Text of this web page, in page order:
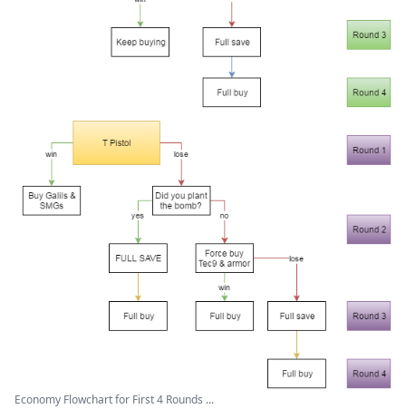
Economy Flowchart for First 4 Rounds ...